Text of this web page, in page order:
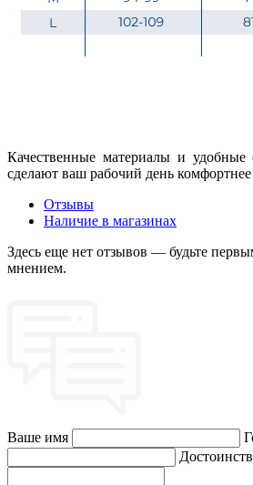
Качественные материалы и
сделают ваш рабочий день
Отзывы
Наличие в магазинах
Здесь еще нет отзывов — будьте
мнением.
Ваше имя